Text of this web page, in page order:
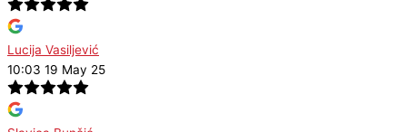
Lucija Vasiljević
10:03 19 May 25